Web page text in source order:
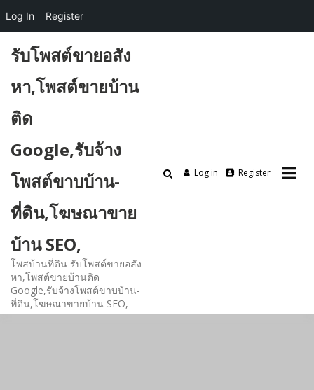
content
รับโพสต์ขายอสัง
หา,โพสต์ขายบ้าน
ติด
Google,รับจ้าง
โพสต์ขาบบ้าน-
ที่ดิน,โฆษณาขาย
บ้าน SEO,
โพสบ้านที่ดิน รับโพสต์ขายอสัง
หา,โพสต์ขายบ้านติด
Google,รับจ้างโพสต์ขาบบ้าน-
ที่ดิน,โฆษณาขายบ้าน SEO,
Log in Register
Log In Register